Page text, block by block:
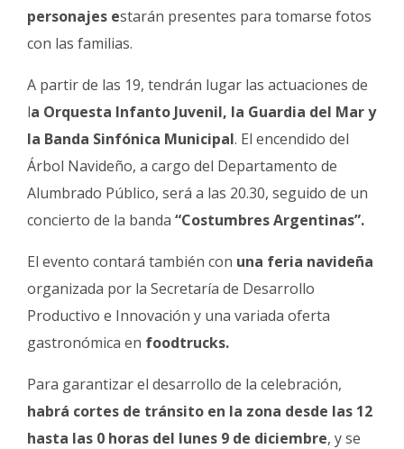
personajes estarán presentes para tomarse fotos
con las familias.
A partir de las 19, tendrán lugar las actuaciones de
la Orquesta Infanto Juvenil, la Guardia del Mar y
la Banda Sinfónica Municipal. El encendido del
Árbol Navideño, a cargo del Departamento de
Alumbrado Público, será a las 20.30, seguido de un
concierto de la banda “Costumbres Argentinas”.
El evento contará también con una feria navideña
organizada por la Secretaría de Desarrollo
Productivo e Innovación y una variada oferta
gastronómica en foodtrucks.
Para garantizar el desarrollo de la celebración,
habrá cortes de tránsito en la zona desde las 12
hasta las 0 horas del lunes 9 de diciembre, y se